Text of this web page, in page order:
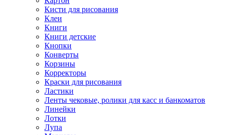
Кисти для рисования
Клеи
Книги
Книги детские
Кнопки
Конверты
Корзины
Корректоры
Краски для рисования
Ластики
Ленты чековые, ролики для касс и банкоматов
Линейки
Лотки
Лупа